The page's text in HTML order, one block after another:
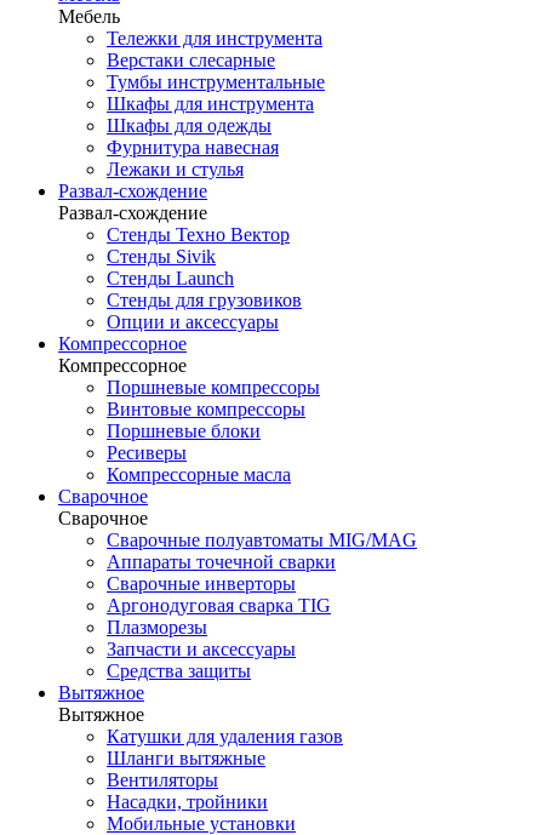
Мебель
Тележки для инструмента
Верстаки слесарные
Тумбы инструментальные
Шкафы для инструмента
Шкафы для одежды
Фурнитура навесная
Лежаки и стулья
Развал-схождение
Развал-схождение
Стенды Техно Вектор
Стенды Sivik
Стенды Launch
Стенды для грузовиков
Опции и аксессуары
Компрессорное
Компрессорное
Поршневые компрессоры
Винтовые компрессоры
Поршневые блоки
Ресиверы
Компрессорные масла
Сварочное
Сварочное
Сварочные полуавтоматы MIG/MAG
Аппараты точечной сварки
Сварочные инверторы
Аргонодуговая сварка TIG
Плазморезы
Запчасти и аксессуары
Средства защиты
Вытяжное
Вытяжное
Катушки для удаления газов
Шланги вытяжные
Вентиляторы
Насадки, тройники
Мобильные установки